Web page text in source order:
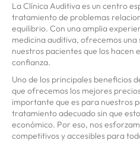
La Clínica Auditiva es un centro
tratamiento de problemas
equilibrio. Con una amplia
medicina auditiva, ofrecemos
nuestros pacientes que los hacen
confianza.
Uno de los principales beneficios
que ofrecemos los mejores
importante que es para nuestros
tratamiento adecuado sin que
económico. Por eso, nos
competitivos y accesibles para